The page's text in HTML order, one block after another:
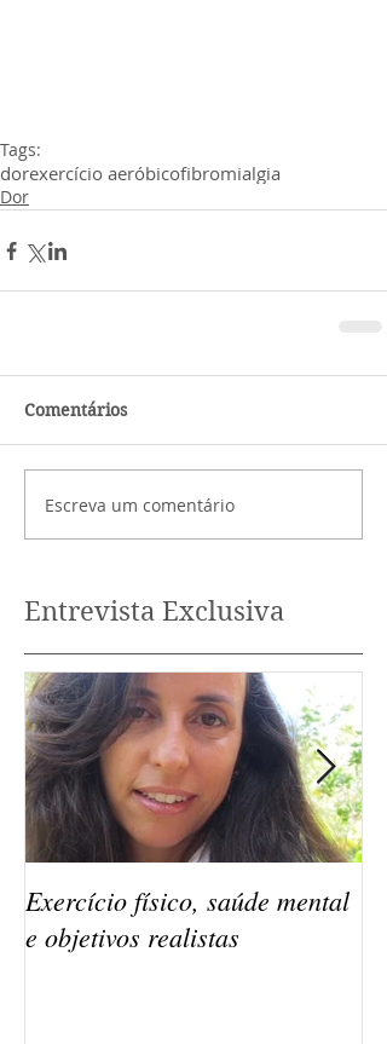
Entrevista Exclusiva
Tags:
dorexercício aeróbicofibromialgia
Dor
Comentários
Escreva um comentário
Exercício físico, saúde mental
e objetivos realistas